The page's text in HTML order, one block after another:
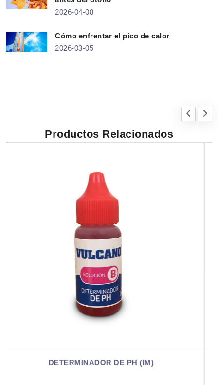
2026-04-08
Cómo enfrentar el pico de calor
2026-03-05
Productos Relacionados
DETERMINADOR DE PH